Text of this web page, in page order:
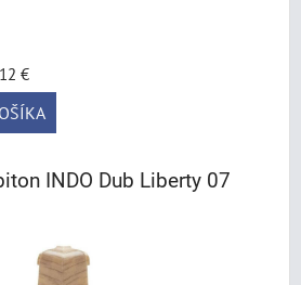
€
INDO Dub Liberty 07